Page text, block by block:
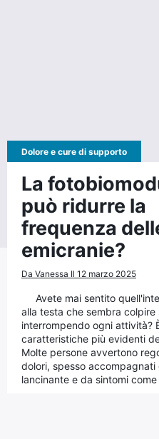
Dolore e cure di supporto
La
può ridurre la
frequenza
emicranie?
Da Vanessa Il 12 marzo 2025
Avete mai sentito
alla testa che sembra colpire
interrompendo ogni attività?
caratteristiche più evidenti
Molte persone avvertono
dolori, spesso accompagnati
lancinante e da sintomi